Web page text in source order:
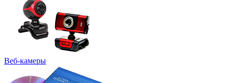
Веб-камеры